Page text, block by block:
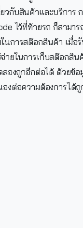
วกับสินค้าและบริการ
ไว้ที่ท้ายรถ ก็สาม
นการสต๊อกสินค้า เมื่อ
ายในการเก็บสต๊อกสิ
ดลองถูกอีกต่อได้ ด้วย
งต่อความต้องการได้